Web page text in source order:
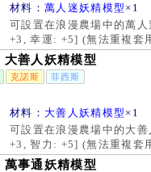
材料： 萬人迷妖精模型 ×1
可設置在浪漫農場中的萬
+3, 幸運: +5] (無法重複套
大善人妖精模型
克諾斯 菲西斯
材料： 大善人妖精模型 ×1
可設置在浪漫農場中的大
+3, 智力: +5] (無法重複套
萬事通妖精模型